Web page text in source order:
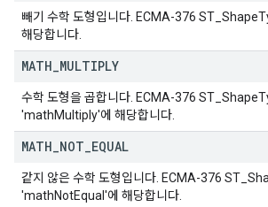
빼기 수학 도형입니다. ECMA-376
해당합니다.
MATH MULTIPLY
수학 도형을 곱합니다. ECMA-376
'mathMultiply'에 해당합니다.
MATH NOT EQUAL
같지 않은 수학 도형입니다. ECMA-376
'mathNotEqual'에 해당합니다.